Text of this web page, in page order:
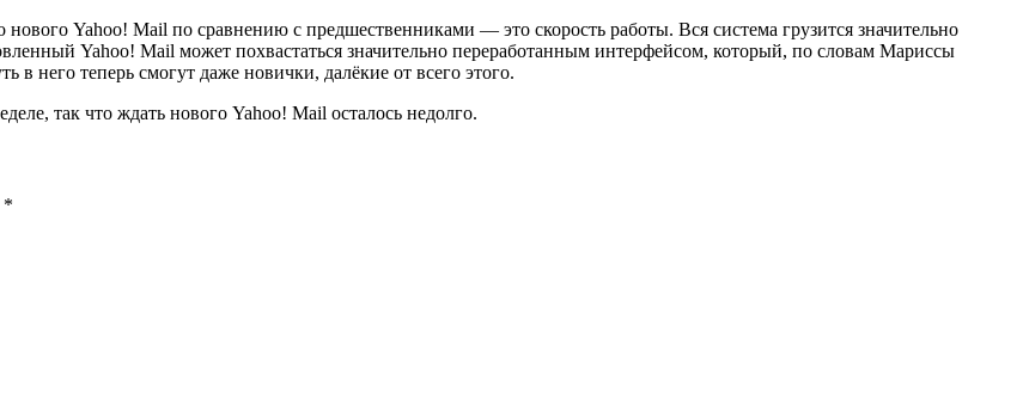
Yahoo! Mail по сравнению с предшественниками — это скорость работы. Вся система грузится значительно
Yahoo! Mail может похвастаться значительно переработанным интерфейсом, который, по словам Мариссы
него теперь смогут даже новички, далёкие от всего этого.
так что ждать нового Yahoo! Mail осталось недолго.
*